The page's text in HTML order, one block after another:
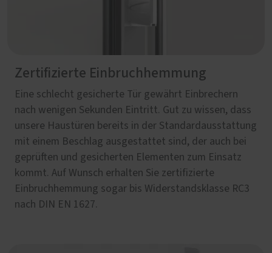
Zertifizierte Einbruchhemmung
Eine schlecht gesicherte Tür gewährt Einbrechern
nach wenigen Sekunden Eintritt. Gut zu wissen, dass
unsere Haustüren bereits in der Standardausstattung
mit einem Beschlag ausgestattet sind, der auch bei
geprüften und gesicherten Elementen zum Einsatz
kommt. Auf Wunsch erhalten Sie zertifizierte
Einbruchhemmung sogar bis Widerstandsklasse RC3
nach DIN EN 1627.